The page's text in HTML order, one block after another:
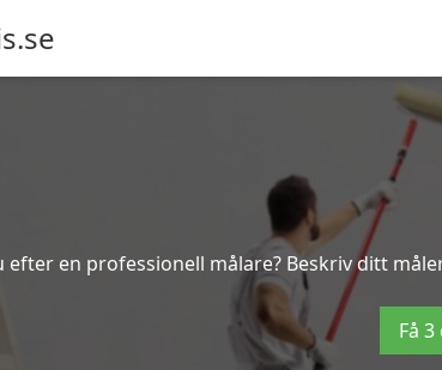
efter en professionell målare? Beskriv ditt
Få